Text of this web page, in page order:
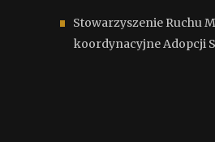
Stowarzyszenie Ruchu
koordynacyjne Adopcji